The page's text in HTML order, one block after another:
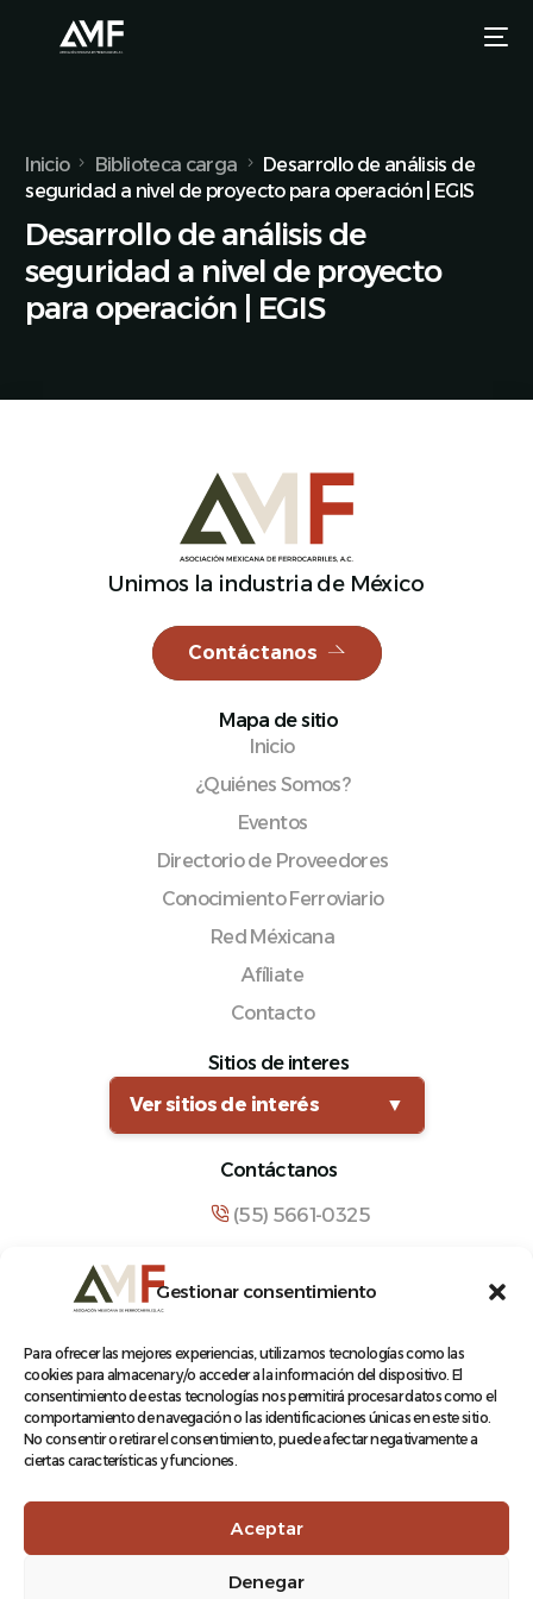
Gestionar consentimiento
Para ofrecer las mejores experiencias, utilizamos tecnologías como las
cookies para almacenar y/o acceder a la información del dispositivo. El
consentimiento de estas tecnologías nos permitirá procesar datos como el
comportamiento de navegación o las identificaciones únicas en este sitio.
No consentir o retirar el consentimiento, puede afectar negativamente a
ciertas características y funciones.
Aceptar
Denegar
Inicio Biblioteca carga
Desarrollo de análisis de
seguridad a nivel de proyecto para operación | EGIS
Desarrollo de análisis de
seguridad a nivel de proyecto
para operación | EGIS
Unimos la industria de México
Contáctanos
Mapa de sitio
Inicio
¿Quiénes Somos?
Eventos
Directorio de Proveedores
Conocimiento Ferroviario
Red Méxicana
Afíliate
Contacto
Sitios de interes
Ver sitios de interés
▼
Contáctanos
(55) 5661-0325
Manuel María Contreras 133, Cuauhtémoc,
Español